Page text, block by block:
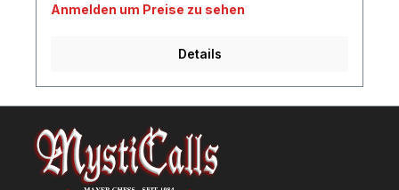
Anmelden um Preise zu sehen
Details